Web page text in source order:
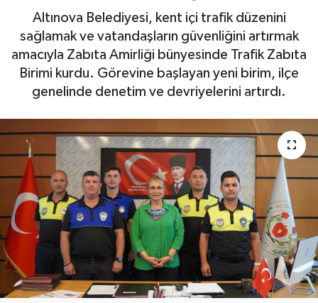
Altınova Belediyesi, kent içi trafik düzenini
sağlamak ve vatandaşların güvenliğini artırmak
amacıyla Zabıta Amirliği bünyesinde Trafik Zabıta
Birimi kurdu. Görevine başlayan yeni birim, ilçe
genelinde denetim ve devriyelerini artırdı.
Yaşam